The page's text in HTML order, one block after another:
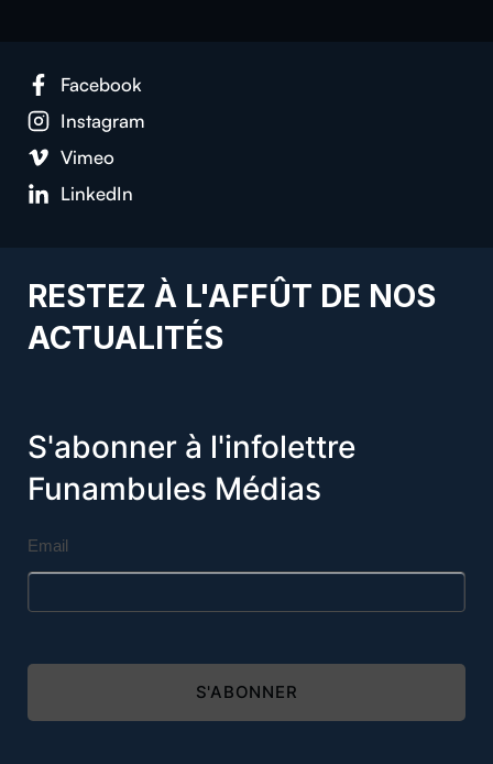
Facebook
Instagram
Vimeo
LinkedIn
RESTEZ À L'AFFÛT DE NOS
ACTUALITÉS
S'abonner à l'infolettre
Funambules Médias
Email
S'ABONNER